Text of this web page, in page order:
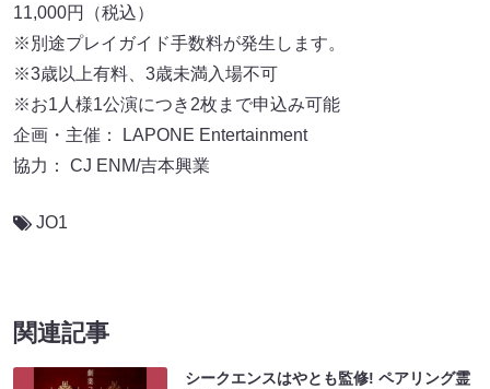
11,000円（税込）
※別途プレイガイド手数料が発生します。
※3歳以上有料、3歳未満入場不可
※お1人様1公演につき2枚まで申込み可能
企画・主催： LAPONE Entertainment
協力： CJ ENM/吉本興業
JO1
関連記事
シークエンスはやとも監修! ペアリング霊